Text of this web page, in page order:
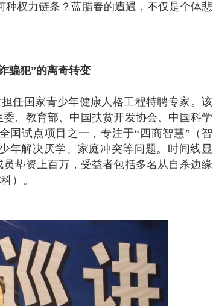
权力链条？蓝腊春的遭遇，不仅是个体悲
骗犯”的离奇转变
任国家青少年健康人格工程特聘专家。该
、教育部、中国扶贫开发协会、中国科学
国试点项目之一，专注于“四商智慧”（智
年解决厌学、家庭冲突等问题。时间线显
垫资上百万，受益者包括多名从自杀边缘
）。